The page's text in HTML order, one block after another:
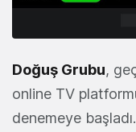
Doğuş Grubu,
online TV
denemeye